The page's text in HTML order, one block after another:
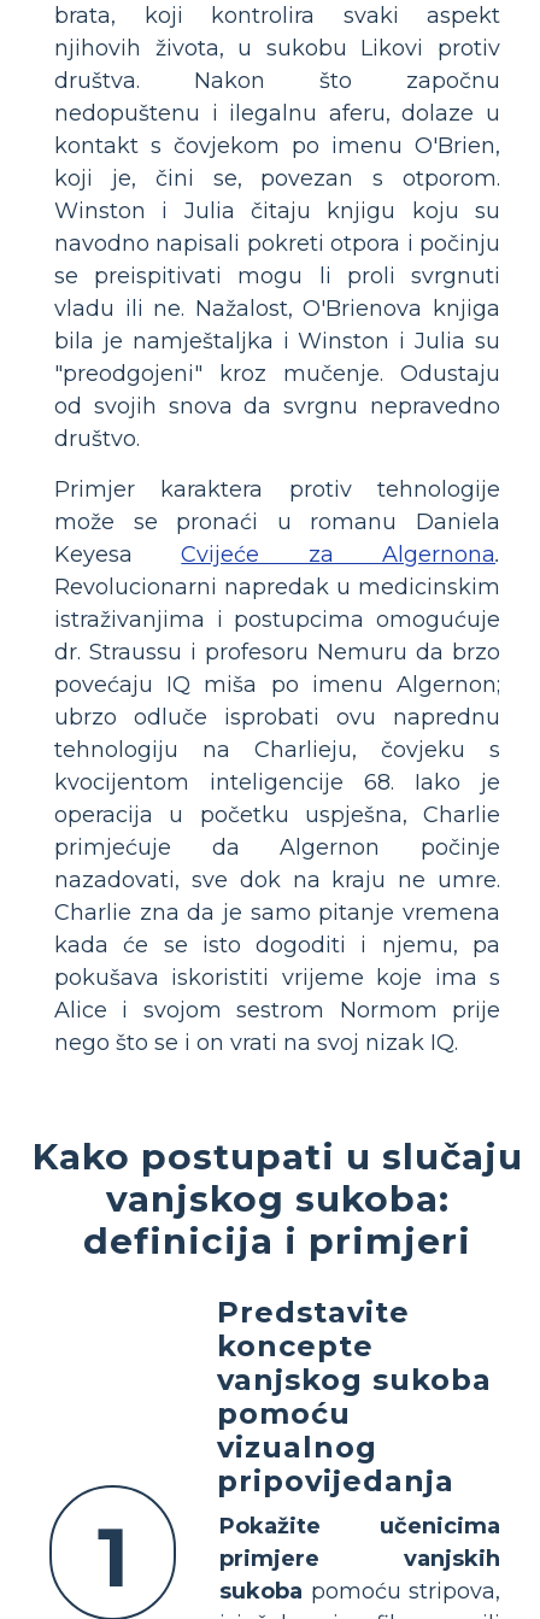
brata, koji kontrolira svaki aspekt
njihovih života, u sukobu Likovi protiv
društva. Nakon što započnu
nedopuštenu i ilegalnu aferu, dolaze u
kontakt s čovjekom po imenu O'Brien,
koji je, čini se, povezan s otporom.
Winston i Julia čitaju knjigu koju su
navodno napisali pokreti otpora i počinju
se preispitivati ​​mogu li proli svrgnuti
vladu ili ne. Nažalost, O'Brienova knjiga
bila je namještaljka i Winston i Julia su
"preodgojeni" kroz mučenje. Odustaju
od svojih snova da svrgnu nepravedno
društvo.
Primjer karaktera protiv tehnologije
može se pronaći u romanu Daniela
KeyesaCvijeće za Algernona.
Revolucionarni napredak u medicinskim
istraživanjima i postupcima omogućuje
dr. Straussu i profesoru Nemuru da brzo
povećaju IQ miša po imenu Algernon;
ubrzo odluče isprobati ovu naprednu
tehnologiju na Charlieju, čovjeku s
kvocijentom inteligencije 68. Iako je
operacija u početku uspješna, Charlie
primjećuje da Algernon počinje
nazadovati, sve dok na kraju ne umre.
Charlie zna da je samo pitanje vremena
kada će se isto dogoditi i njemu, pa
pokušava iskoristiti vrijeme koje ima s
Alice i svojom sestrom Normom prije
nego što se i on vrati na svoj nizak IQ.
Kako postupati u slučaju
vanjskog sukoba:
definicija i primjeri
1
Predstavite
koncepte
vanjskog sukoba
pomoću
vizualnog
pripovijedanja
Pokažite učenicima
primjere vanjskih
sukoba pomoću stripova,